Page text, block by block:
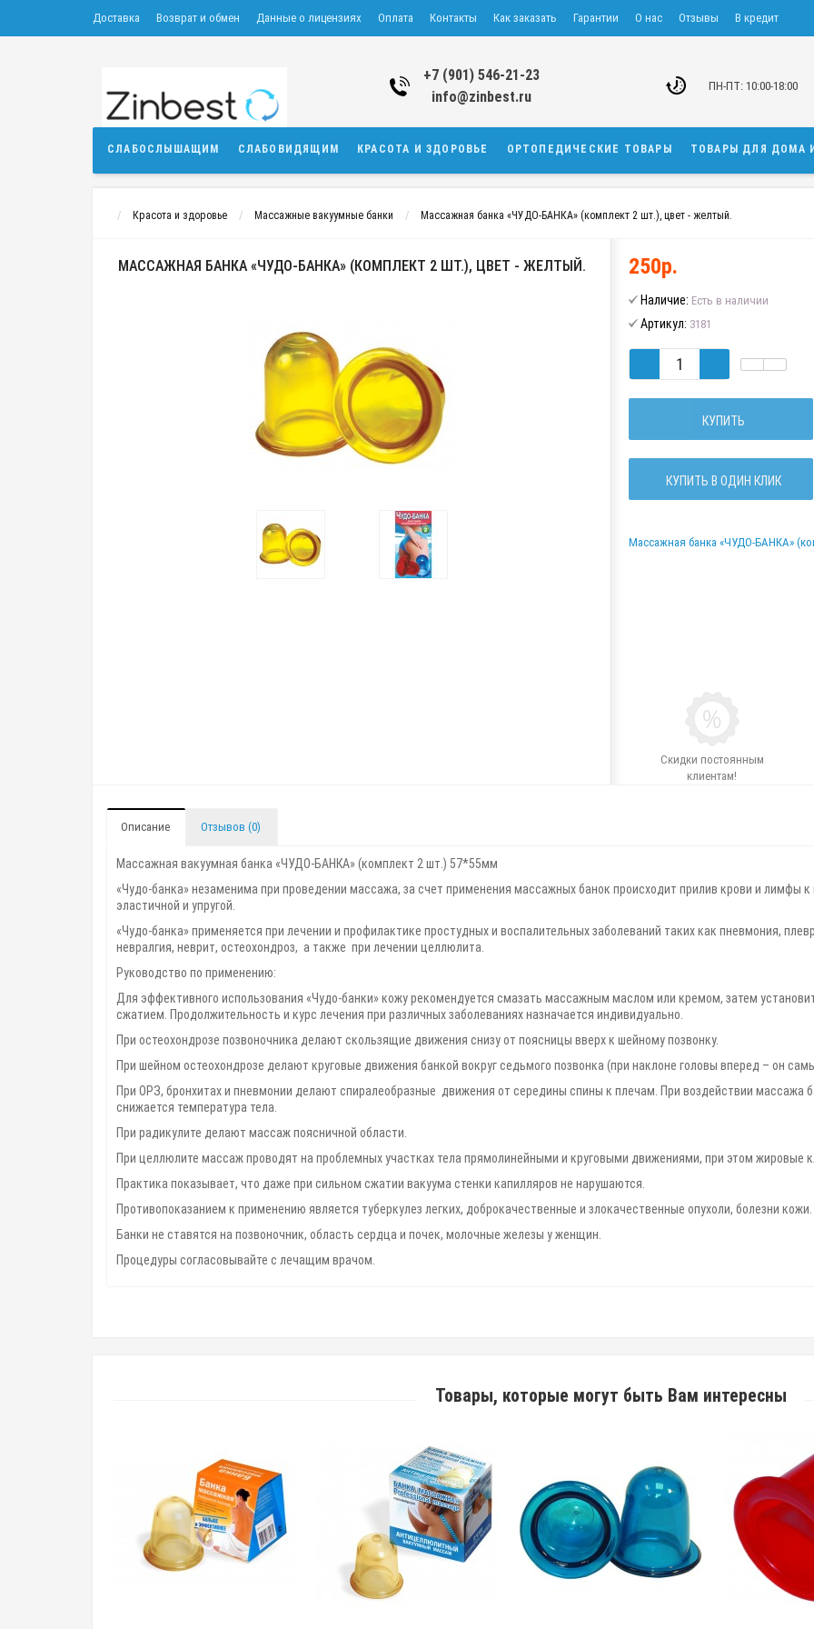
Доставка Возврат и обмен Данные о лицензиях Оплата Контакты Как заказать Гарантии О нас Отзывы В кредит
+7 (901) 546-21-23
info@zinbest.ru
ПН-ПТ: 10:00-18:00
СЛАБОСЛЫШАЩИМ СЛАБОВИДЯЩИМ КРАСОТА И ЗДОРОВЬЕ ОРТОПЕДИЧЕСКИЕ ТОВАРЫ ТОВАРЫ ДЛЯ ДОМА
Красота и здоровье Массажные вакуумные банки Массажная банка «ЧУДО-БАНКА» (комплект 2 шт.), цвет - желтый.
МАССАЖНАЯ БАНКА «ЧУДО-БАНКА» (КОМПЛЕКТ 2 ШТ.), ЦВЕТ - ЖЕЛТЫЙ. 250р.
Наличие: Есть в наличии
Артикул: 3181
КУПИТЬ
КУПИТЬ В ОДИН КЛИК
Массажная банка «ЧУДО-БАНКА»
Скидки постоянным
клиентам!
Описание Отзывов (0)
Массажная вакуумная банка «ЧУДО-БАНКА» (комплект 2 шт.) 57*55мм
«Чудо-банка» незаменима при проведении массажа, за счет применения массажных банок происходит прилив крови и лимфы
эластичной и упругой.
«Чудо-банка» применяется при лечении и профилактике простудных и воспалительных заболеваний таких как пневмония,
невралгия, неврит, остеохондроз, а также при лечении целлюлита.
Руководство по применению:
Для эффективного использования «Чудо-банки» кожу рекомендуется смазать массажным маслом или кремом, затем
сжатием. Продолжительность и курс лечения при различных заболеваниях назначается индивидуально.
При остеохондрозе позвоночника делают скользящие движения снизу от поясницы вверх к шейному позвонку.
При шейном остеохондрозе делают круговые движения банкой вокруг седьмого позвонка (при наклоне головы вперед – он
При ОРЗ, бронхитах и пневмонии делают спиралеобразные движения от середины спины к плечам. При воздействии массажа
снижается температура тела.
При радикулите делают массаж поясничной области.
При целлюлите массаж проводят на проблемных участках тела прямолинейными и круговыми движениями, при этом жировые
Практика показывает, что даже при сильном сжатии вакуума стенки капилляров не нарушаются.
Противопоказанием к применению является туберкулез легких, доброкачественные и злокачественные опухоли, болезни кожи.
Банки не ставятся на позвоночник, область сердца и почек, молочные железы у женщин.
Процедуры согласовывайте с лечащим врачом.
Товары, которые могут быть Вам интересны